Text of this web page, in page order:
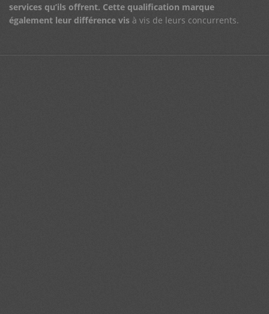
services qu’ils offrent. Cette qualification marque
également leur différence vis à vis de leurs concurrents.